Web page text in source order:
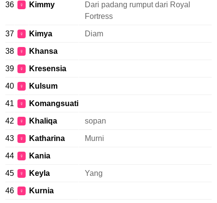
36 ♀ Kimmy
Dari padang rumput dari Royal
Fortress
37 ♀ Kimya Diam
38 ♀ Khansa
39 ♀ Kresensia
40 ♀ Kulsum
41 ♀ Komangsuati
42 ♀ Khaliqa sopan
43 ♀ Katharina Murni
44 ♀ Kania
45 ♀ Keyla Yang
46 ♀ Kurnia